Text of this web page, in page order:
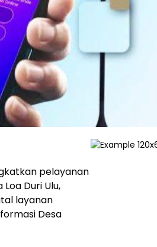
pelayanan
Duri Ulu,
layanan
Desa